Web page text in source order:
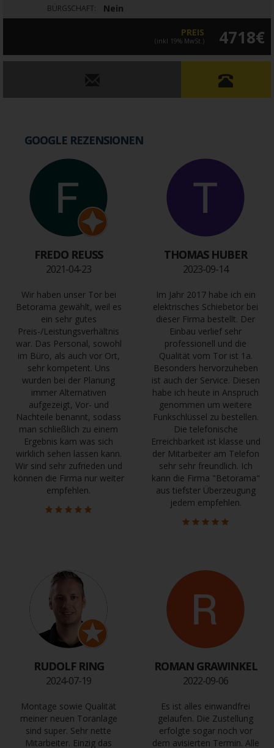
BÜRGSCHAFT: Nein
PREIS
(inkl 19% MwSt.) 4718€
GOOGLE REZENSIONEN
FREDO REUSS
2021-04-23
Wir haben unser Tor bei
Betorama gewählt, weil es
ein sehr gutes
Preis-/Leistungsverhältnis
war. Das Personal, sowohl
im Büro, als auch vor Ort,
sehr kompetent. Uns
wurden bei der Planung
immer Alternativen
aufgezeigt, Vor- und
Nachteile benannt, sodass
man schließlich zu einem
Ergebnis kam was sich
wirklich sehen lassen kann.
Wir sind sehr zufrieden und
können die Firma nur weiter
empfehlen.
THOMAS HUBER
2023-09-14
Im Jahr 2017 habe ich ein
elektrisches Schiebetor bei
dieser Firma bestellt. Der
Einbau verlief sehr
professionell und die
Qualität vom Tor ist 1a.
Besonders hervorzuheben
ist auch der Service. Diesen
habe ich heute in Anspruch
genommen um weitere
Funkschlüssel zu bestellen.
Die telefonische
Erreichbarkeit ist klasse und
der Mitarbeiter am Telefon
sehr sehr freundlich. Ich
kann die Firma "Betorama"
aus tiefster Überzeugung
jedem empfehlen.
RUDOLF RING
2024-07-19
Montage sowie Qualität
meiner neuen Toranlage
sind super. Sehr nette
Mitarbeiter. Einzig das
ROMAN GRAWINKEL
2022-09-06
Es ist alles einwandfrei
gelaufen. Die Zustellung
erfolgte sogar noch vor
dem avisierten Termin. Alle